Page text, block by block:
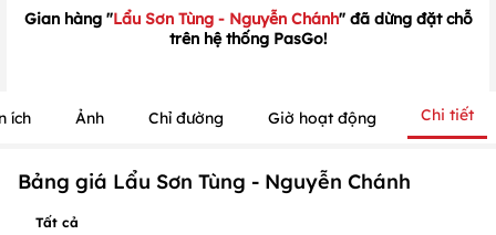
Gian hàng "Lẩu Sơn Tùng - Nguyễn Chánh" đã dừng đặt chỗ
trên hệ thống PasGo!
ích Ảnh Chỉ đường Giờ hoạt động Chi tiết
Bảng giá Lẩu Sơn Tùng - Nguyễn Chánh
Tất cả